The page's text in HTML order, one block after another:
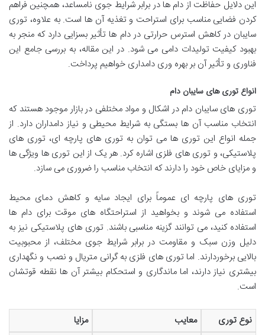
این دلایل حفاظت از دام ها در برابر شرایط جوی نامساعد، همچنین فراهم
کردن فضایی مناسب برای استراحت و تغذیه آن ها است. به علاوه، توری
سایبان در کاهش استرس حرارتی در دام ها تأثیر بسزایی دارد که منجر به
بهبود کیفیت تولیدات دامی می شود. در این مقاله، به بررسی جامع این
فناوری و تأثیر آن بر بهره وری دامداری خواهیم پرداخت.
انواع توری های سایبان دام
توری های سایبان دام در اشکال و مواد مختلفی در بازار موجود هستند که
انتخاب مناسب آن ها بستگی به شرایط محیطی و نیاز دامداران دارد. از
جمله انواع این توری ها می توان به توری های پارچه ای، توری های
پلاستیکی، و توری های فلزی اشاره کرد. هر یک از این توری ها ویژگی ها
و مزایای خاص خود را دارند که انتخاب مناسب را ضروری می سازد.
توری های پارچه ای عموماً برای ایجاد سایه و کاهش دمای محیط
استفاده می شوند و بخواهید از استراحتگاه های موقت برای دام ها
استفاده کنید، می توانند گزینه مناسبی باشند. توری های پلاستیکی نیز به
دلیل وزن سبک و مقاومت در برابر شرایط جوی مختلف، از محبوبیت
بالایی برخوردارند. اما توری های فلزی به گرانی متریال و نصب و نگهداری
بیشتری نیاز دارند، اما ماندگاری و استحکام بیشتر آن ها نقطه قوتشان
است.
نوع توری معایب
مزایا